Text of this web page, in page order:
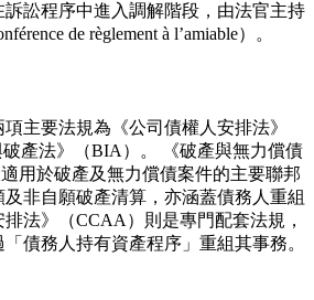
訟程序中進入調解階段，由法官主持
de règlement à l’amiable）。
主要法規為《公司債權人安排法》
破產法》（BIA）。 《破產與無力償債
用於破產及無力償債案件的主要聯邦
非自願破產清算，亦涵蓋債務人重組
法》（CCAA）則是專門配套法規，
債務人持有資產程序」重組其事務。